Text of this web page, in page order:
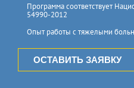
Программа соответствует
54990-2012
Опыт работы с тяжелыми
ОСТАВИТЬ ЗАЯВКУ